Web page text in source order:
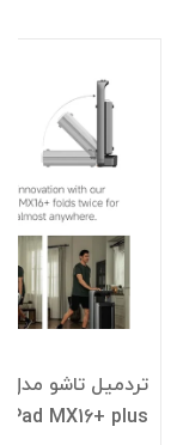
MX16+ plus